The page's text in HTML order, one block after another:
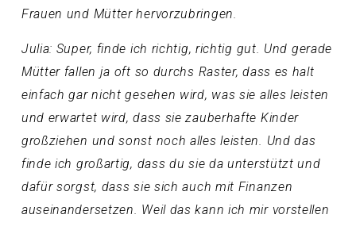
Frauen und Mütter hervorzubringen.
Julia: Super, finde ich richtig, richtig gut. Und gerade
Mütter fallen ja oft so durchs Raster, dass es halt
einfach gar nicht gesehen wird, was sie alles leisten
und erwartet wird, dass sie zauberhafte Kinder
großziehen und sonst noch alles leisten. Und das
finde ich großartig, dass du sie da unterstützt und
dafür sorgst, dass sie sich auch mit Finanzen
auseinandersetzen. Weil das kann ich mir vorstellen